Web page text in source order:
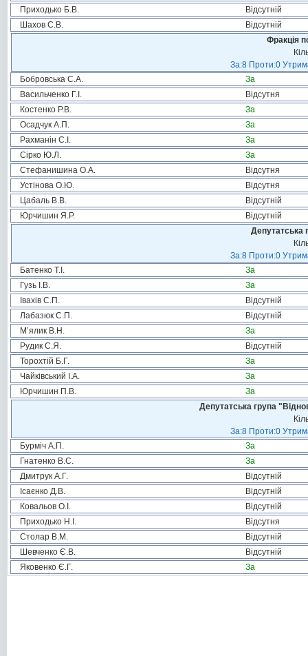
Приходько Б.В.
Відсутній
Шахов С.В.
Відсутній
Фракція
За:8 Проти:0
Бобровська С.А.
За
Васильченко Г.І.
Відсутня
Костенко Р.В.
За
Осадчук А.П.
За
Рахманін С.І.
За
Сірко Ю.Л.
За
Стефанишина О.А.
Відсутня
Устінова О.Ю.
Відсутня
Цабаль В.В.
Відсутній
Юрчишин Я.Р.
Відсутній
Депутатська
За:8 Проти:0
Батенко Т.І.
За
Гузь І.В.
За
Івахів С.П.
Відсутній
Лабазюк С.П.
Відсутній
М’ялик В.Н.
За
Рудик С.Я.
Відсутній
Торохтій Б.Г.
За
Чайківський І.А.
За
Юрчишин П.В.
За
Депутатська група
За:8 Проти:0
Бурміч А.П.
За
Гнатенко В.С.
За
Дмитрук А.Г.
Відсутній
Ісаєнко Д.В.
Відсутній
Ковальов О.І.
Відсутній
Приходько Н.І.
Відсутня
Столар В.М.
Відсутній
Шевченко Є.В.
Відсутній
Яковенко Є.Г.
За